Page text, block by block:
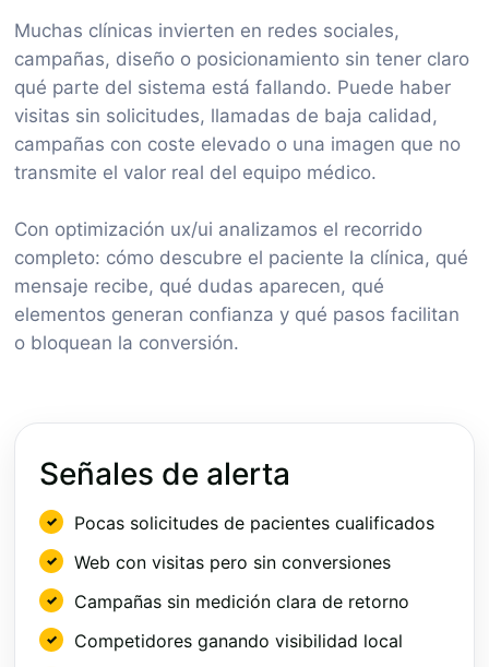
Muchas clínicas invierten en redes sociales,
campañas, diseño o posicionamiento sin tener claro
qué parte del sistema está fallando. Puede haber
visitas sin solicitudes, llamadas de baja calidad,
campañas con coste elevado o una imagen que no
transmite el valor real del equipo médico.
Con optimización ux/ui analizamos el recorrido
completo: cómo descubre el paciente la clínica, qué
mensaje recibe, qué dudas aparecen, qué
elementos generan confianza y qué pasos facilitan
o bloquean la conversión.
Señales de alerta
Pocas solicitudes de pacientes cualificados
Web con visitas pero sin conversiones
Campañas sin medición clara de retorno
Competidores ganando visibilidad local